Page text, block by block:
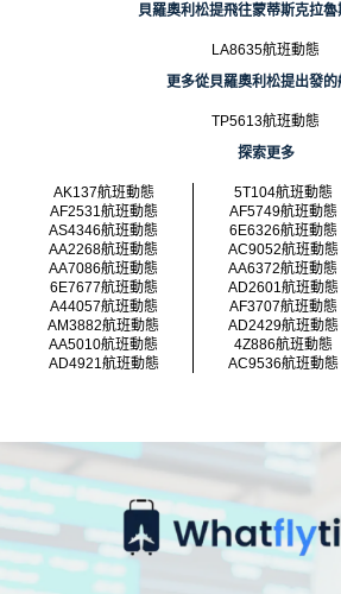
貝羅奧利松提飛往蒙蒂斯克拉魯
LA8635航班動態
更多從貝羅奧利松提出發的
TP5613航班動態
探索更多
AK137航班動態
5T104航班動態
AF2531航班動態
AF5749航班動態
AS4346航班動態
6E6326航班動態
AA2268航班動態
AC9052航班動態
AA7086航班動態
AA6372航班動態
6E7677航班動態
AD2601航班動態
A44057航班動態
AF3707航班動態
AM3882航班動態
AD2429航班動態
AA5010航班動態
4Z886航班動態
AD4921航班動態
AC9536航班動態